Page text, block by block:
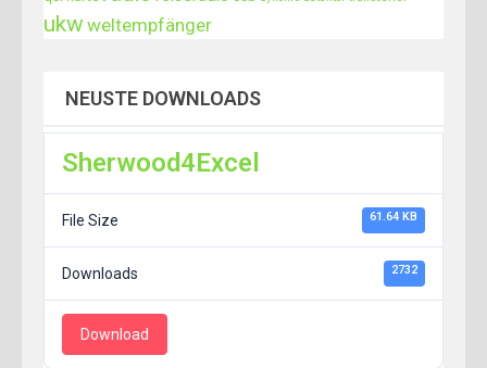
ukw weltempfänger
NEUSTE DOWNLOADS
Sherwood4Excel
File Size 61.64 KB
Downloads 2732
Download